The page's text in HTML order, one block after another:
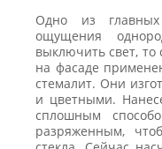
Одно из
ощущения
выключить свет, то
на фасаде
стемалит. Они
и цветными.
сплошным
разряженным,